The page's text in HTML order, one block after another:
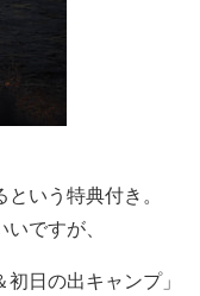
いう特典付き。
ですが、
日の出キャンプ」